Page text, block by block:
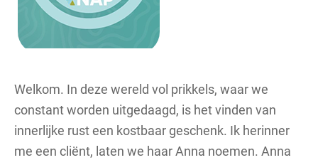
Welkom. In deze wereld vol prikkels, waar we
constant worden uitgedaagd, is het vinden van
innerlijke rust een kostbaar geschenk. Ik herinner
me een cliënt, laten we haar Anna noemen. Anna